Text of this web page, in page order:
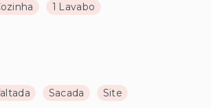
1 Lavabo
Sacada
Site